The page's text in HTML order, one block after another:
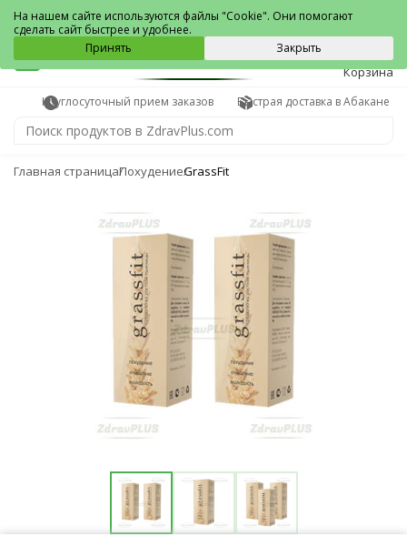
Абакан
0
Корзина
Круглосуточный прием заказов Быстрая доставка в Абакане
Главная страницаПохудениеGrassFit
На нашем сайте используются файлы "Cookie". Они помогают
сделать сайт быстрее и удобнее.
Принять
Закрыть